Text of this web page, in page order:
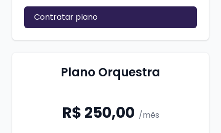
Contratar plano
Plano Orquestra
R$ 250,00 /mês